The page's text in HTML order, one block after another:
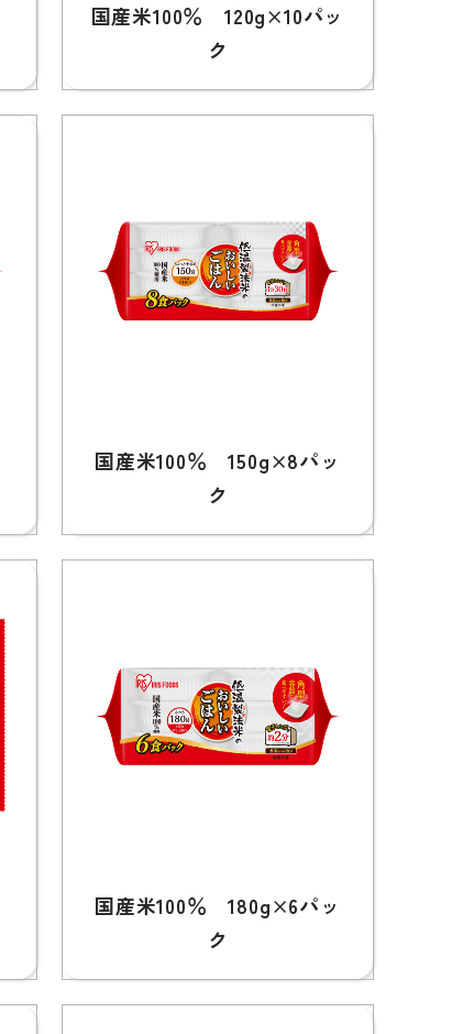
国産米100％ 120g×10パッ
ク
国産米100％ 150g×8パッ
ク
国産米100％ 180g×6パッ
ク